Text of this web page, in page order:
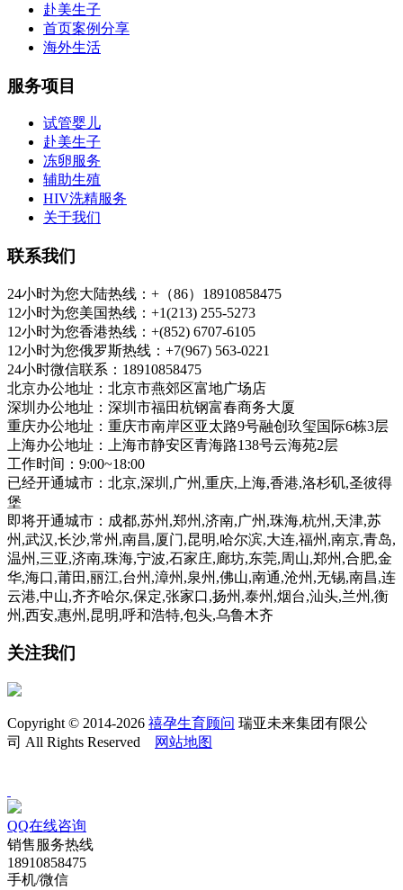
赴美生子
首页案例分享
海外生活
服务项目
试管婴儿
赴美生子
冻卵服务
辅助生殖
HIV洗精服务
关于我们
联系我们
24小时为您大陆热线：+（86）18910858475
12小时为您美国热线：+1(213) 255-5273
12小时为您香港热线：+(852) 6707-6105
12小时为您俄罗斯热线：+7(967) 563-0221
24小时微信联系：18910858475
北京办公地址：北京市燕郊区富地广场店
深圳办公地址：深圳市福田杭钢富春商务大厦
重庆办公地址：重庆市南岸区亚太路9号融创玖玺国际6栋3层
上海办公地址：上海市静安区青海路138号云海苑2层
工作时间：9:00~18:00
已经开通城市：北京,深圳,广州,重庆,上海,香港,洛杉矶,圣彼得
堡
即将开通城市：成都,苏州,郑州,济南,广州,珠海,杭州,天津,苏
州,武汉,长沙,常州,南昌,厦门,昆明,哈尔滨,大连,福州,南京,青岛,
温州,三亚,济南,珠海,宁波,石家庄,廊坊,东莞,周山,郑州,合肥,金
华,海口,莆田,丽江,台州,漳州,泉州,佛山,南通,沧州,无锡,南昌,连
云港,中山,齐齐哈尔,保定,张家口,扬州,泰州,烟台,汕头,兰州,衡
州,西安,惠州,昆明,呼和浩特,包头,乌鲁木齐
关注我们
Copyright © 2014-2026 禧孕生育顾问 瑞亚未来集团有限公
司 All Rights Reserved
网站地图
QQ在线咨询
销售服务热线
18910858475
手机/微信